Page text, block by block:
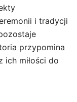
i tradycji
przypomina
ich miłości do